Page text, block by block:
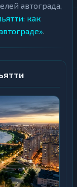
автограда,
как
.